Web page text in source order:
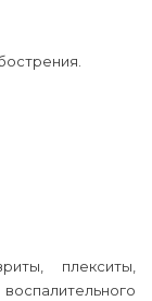
плекситы,